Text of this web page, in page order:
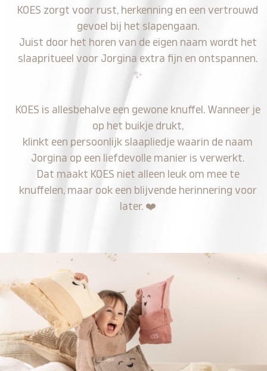
KOES zorgt voor rust, herkenning en een vertrouwd
gevoel bij het slapengaan.
Juist door het horen van de eigen naam wordt het
slaapritueel voor Jorgina extra fijn en ontspannen.
✨
KOES is allesbehalve een gewone knuffel. Wanneer je
op het buikje drukt,
klinkt een persoonlijk slaapliedje waarin de naam
Jorgina op een liefdevolle manier is verwerkt.
Dat maakt KOES niet alleen leuk om mee te
knuffelen, maar ook een blijvende herinnering voor
later. ❤️